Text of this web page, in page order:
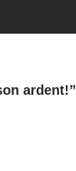
ardent!”